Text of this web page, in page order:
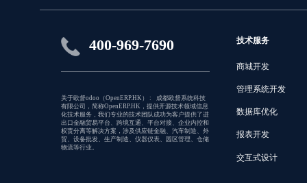
400-969-7690
关于欧督odoo（OpenERP.HK） : 成都欧督系统科技
有限公司，简称OpenERP.HK，提供开源技术领域信息
化技术服务，我们专业的技术团队成功为客户提供了进
出口金融贸易平台、跨境互通、平台对接、企业内控和
权责分离等解决方案，涉及供应链金融、汽车制造、外
贸、设备批发、生产制造、仪器仪表、园区管理、仓储
物流等行业。
技术服务
商城开发
管理系统开发
数据库优化
报表开发
交互式设计